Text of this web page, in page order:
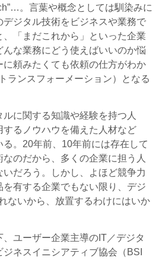
。言葉や概念としては馴染みに
ジタル技術をビジネスや業務で
「まだこれから」といった企業
な業務にどう使えばいいのか悩
に頼みたくても依頼の仕方がわか
ランスフォーメーション）となる
に関する知識や経験を持つ人
るノウハウを備えた人材など
。20年前、10年前には存在して
のだから、多くの企業に担う人
だろう。しかし、よほど競争力
有する企業でもない限り、デジ
ないから、放置するわけにはいか
ユーザー企業主導のIT／デジタ
ネスイニシアティブ協会（BSI